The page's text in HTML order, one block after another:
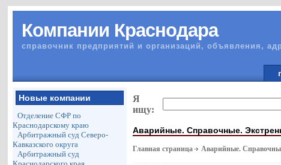
Компании Краснодара
справочник предприятий и организаций, объявления,
Новые компании
Отделение СФР по
Краснодарскому краю
Арбитражный суд Северо-
Кавказского округа
Арбитражный суд
Я
ищу:
Аварийные. Справочные.
Главная страница Аварийные.